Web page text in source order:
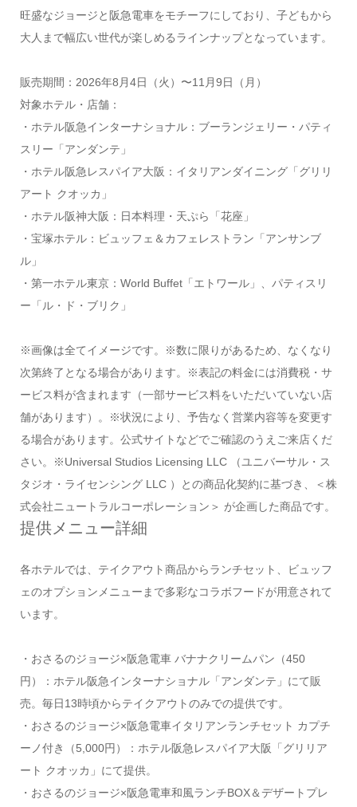
旺盛なジョージと阪急電車をモチーフにしており、子どもから
大人まで幅広い世代が楽しめるラインナップとなっています。
販売期間：2026年8月4日（火）〜11月9日（月）
対象ホテル・店舗：
・ホテル阪急インターナショナル：ブーランジェリー・パティ
スリー「アンダンテ」
・ホテル阪急レスパイア大阪：イタリアンダイニング「グリリ
アート クオッカ」
・ホテル阪神大阪：日本料理・天ぷら「花座」
・宝塚ホテル：ビュッフェ＆カフェレストラン「アンサンブ
ル」
・第一ホテル東京：World Buffet「エトワール」、パティスリ
ー「ル・ド・ブリク」
※画像は全てイメージです。※数に限りがあるため、なくなり
次第終了となる場合があります。※表記の料金には消費税・サ
ービス料が含まれます（一部サービス料をいただいていない店
舗があります）。※状況により、予告なく営業内容等を変更す
る場合があります。公式サイトなどでご確認のうえご来店くだ
さい。※Universal Studios Licensing LLC （ユニバーサル・ス
タジオ・ライセンシング LLC ）との商品化契約に基づき、＜株
式会社ニュートラルコーポレーション＞ が企画した商品です。
提供メニュー詳細
各ホテルでは、テイクアウト商品からランチセット、ビュッフ
ェのオプションメニューまで多彩なコラボフードが用意されて
います。
・おさるのジョージ×阪急電車 バナナクリームパン（450
円）：ホテル阪急インターナショナル「アンダンテ」にて販
売。毎日13時頃からテイクアウトのみでの提供です。
・おさるのジョージ×阪急電車イタリアンランチセット カプチ
ーノ付き（5,000円）：ホテル阪急レスパイア大阪「グリリア
ート クオッカ」にて提供。
・おさるのジョージ×阪急電車和風ランチBOX＆デザートプレ